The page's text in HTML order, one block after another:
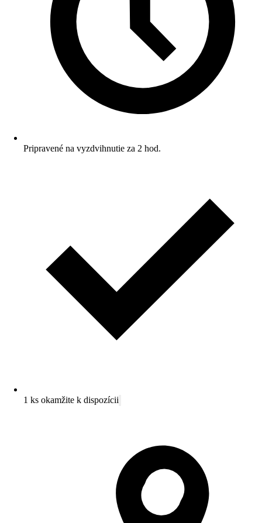
Pripravené na vyzdvihnutie za 2 hod.
1 ks okamžite k dispozícii